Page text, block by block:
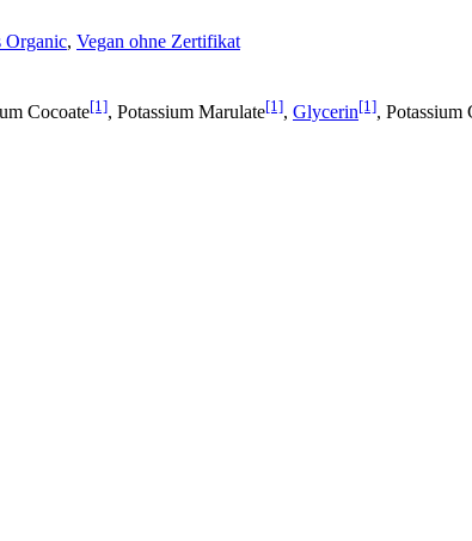
Organic, Vegan ohne Zertifikat
Cocoate[1], Potassium Marulate[1], Glycerin[1], Potassium